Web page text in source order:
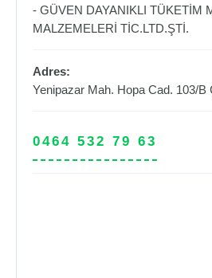
- GÜVEN DAYANIKLI TÜKETİM
MALZEMELERİ TİC.LTD.ŞTİ.
Adres:
Yenipazar Mah. Hopa Cad. 103/B
0464 532 79 63